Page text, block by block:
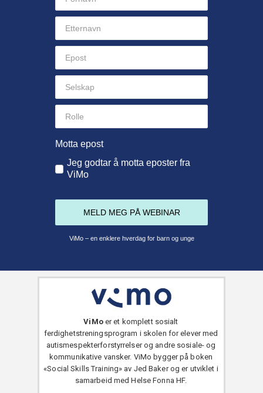
ViMoer et komplett sosialt
ferdighetstreningsprogram i skolen for elever med
autismespekterforstyrrelser og andre sosiale- og
kommunikative vansker. ViMo bygger på boken
«Social Skills Training» av Jed Baker og er utviklet i
samarbeid med Helse Fonna HF.